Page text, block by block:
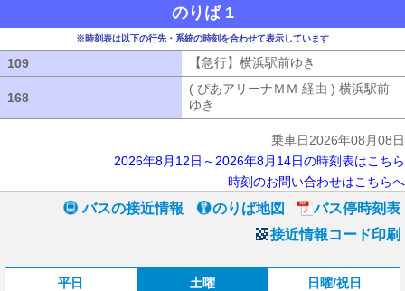
のりば 1
※時刻表は以下の行先・系統の時刻を合わせて表示しています
109 【急行】横浜駅前ゆき
168
( ぴあアリーナＭＭ 経由 ) 横浜駅前
ゆき
乗車日2026年08月08日
2026年8月12日～2026年8月14日の時刻表はこちら
時刻のお問い合わせはこちらへ
バスの接近情報 のりば地図
バス停時刻表
接近情報コード印刷
平日 土曜 日曜/祝日